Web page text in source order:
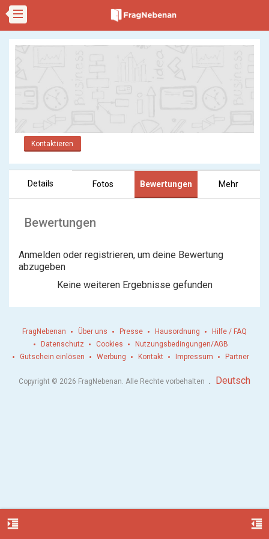
Kontaktieren
Details Fotos Bewertungen Mehr
Bewertungen
Anmelden oder registrieren, um deine Bewertung
abzugeben
Keine weiteren Ergebnisse gefunden
format_indent_increase format_indent_decrease
FragNebenan Über uns Presse Hausordnung
Hilfe / FAQ
Datenschutz
Cookies
Nutzungsbedingungen/AGB
Gutschein einlösen
Werbung Kontakt Impressum Partner
Copyright © 2026 FragNebenan. Alle Rechte vorbehalten . Deutsch